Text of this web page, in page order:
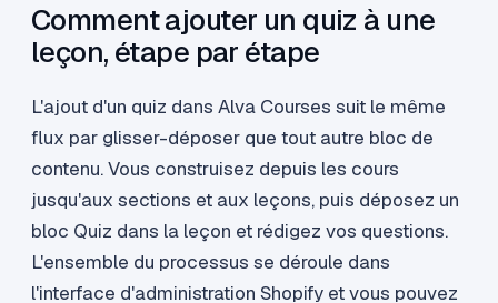
Comment ajouter un quiz à une
leçon, étape par étape
L'ajout d'un quiz dans Alva Courses suit le même
flux par glisser-déposer que tout autre bloc de
contenu. Vous construisez depuis les cours
jusqu'aux sections et aux leçons, puis déposez un
bloc Quiz dans la leçon et rédigez vos questions.
L'ensemble du processus se déroule dans
l'interface d'administration Shopify et vous pouvez